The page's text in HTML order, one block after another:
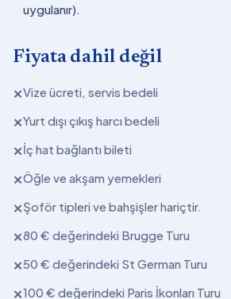
uygulanır).
Fiyata dahil değil
✕Vize ücreti, servis bedeli
✕Yurt dışı çıkış harcı bedeli
✕İç hat bağlantı bileti
✕Öğle ve akşam yemekleri
✕Şoför tipleri ve bahşişler hariçtir.
✕80 € değerindeki Brugge Turu
✕50 € değerindeki St German Turu
✕100 € değerindeki Paris İkonları Turu